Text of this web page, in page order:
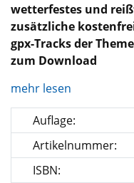
wetterfestes und
zusätzliche
gpx-Tracks der
zum Download
mehr lesen
Auflage:
Artikelnummer:
ISBN: